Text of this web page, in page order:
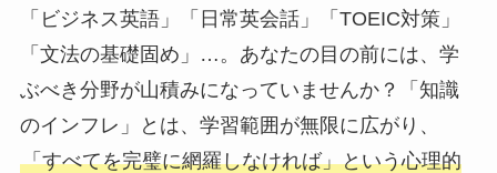
「ビジネス英語」「日常英会話」「TOEIC対策」
「文法の基礎固め」…。あなたの目の前には、学
ぶべき分野が山積みになっていませんか？「知識
のインフレ」とは、学習範囲が無限に広がり、
「すべてを完璧に網羅しなければ」という心理的